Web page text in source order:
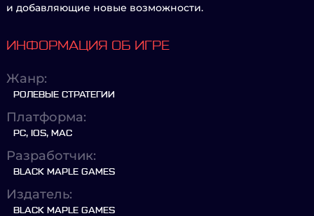
и добавляющие новые возможности.
ИНФОРМАЦИЯ ОБ ИГРЕ
Жанр:
РОЛЕВЫЕ СТРАТЕГИИ
Платформа:
PC, IOS, MAC
Разработчик:
BLACK MAPLE GAMES
Издатель:
BLACK MAPLE GAMES